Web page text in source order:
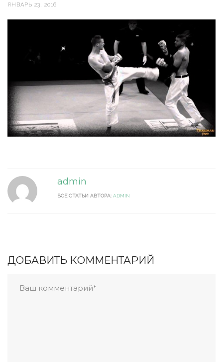
ЯНВАРЬ 23, 2016
admin
ВСЕ СТАТЬИ АВТОРА: ADMIN
ДОБАВИТЬ КОММЕНТАРИЙ